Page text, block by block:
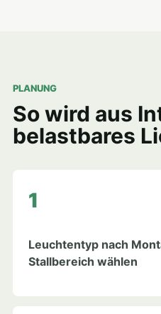
PLANUNG
So wird aus
belastbares
Leuchtentyp nach
Stallbereich wählen